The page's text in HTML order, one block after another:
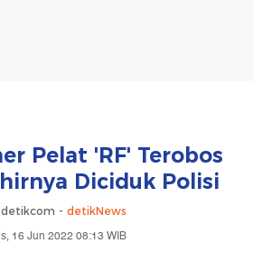
Pelat 'RF' Terobos
Diciduk Polisi
- detikNews
16 Jun 2022 08:13 WIB